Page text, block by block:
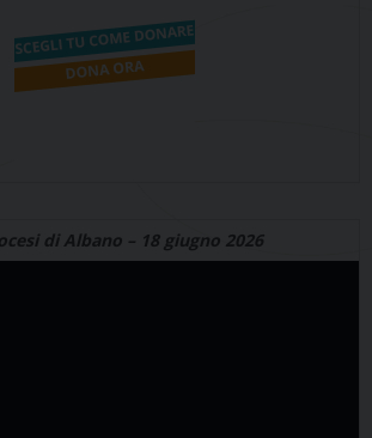
di Albano – 18 giugno 2026